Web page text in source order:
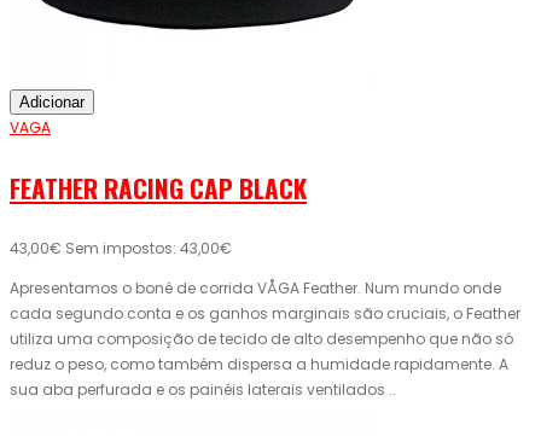
Adicionar
VAGA
FEATHER RACING CAP BLACK
43,00€ Sem impostos: 43,00€
Apresentamos o boné de corrida VÅGA Feather. Num mundo onde
cada segundo conta e os ganhos marginais são cruciais, o Feather
utiliza uma composição de tecido de alto desempenho que não só
reduz o peso, como também dispersa a humidade rapidamente. A
sua aba perfurada e os painéis laterais ventilados ..